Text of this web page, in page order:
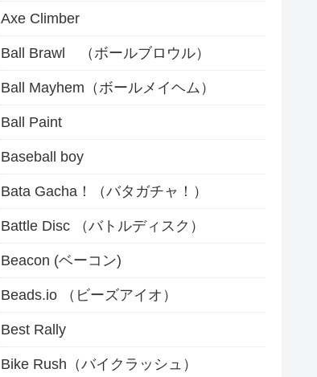
Axe Climber
Ball Brawl （ボールブロウル）
Ball Mayhem（ボールメイヘム）
Ball Paint
Baseball boy
Bata Gacha！（バタガチャ！）
Battle Disc （バトルディスク）
Beacon (ベーコン)
Beads.io （ビーズアイオ）
Best Rally
Bike Rush（バイクラッシュ）